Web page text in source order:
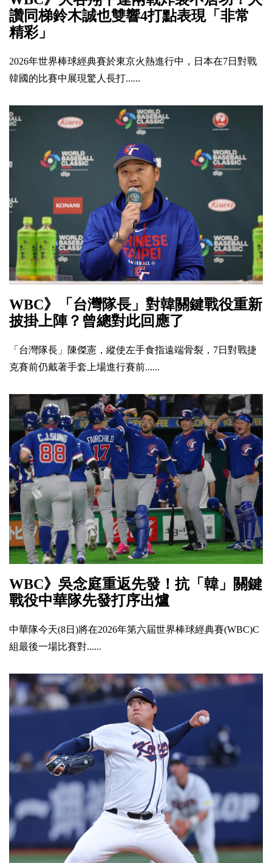
讚同梯鈴木誠也雙響4打點表現「非常
精彩」
2026年世界棒球經典賽於東京火熱進行中，日本在7日對戰
韓國的比賽中展現驚人長打......
WBC》「台灣隊長」對韓關鍵戰役重新
披掛上陣？曾總對此回應了
「台灣隊長」陳傑憲，縱使左手食指遠端骨裂，7日對戰捷
克賽前仍戴著手套上場進行賽前......
WBC》吳念庭重返先發！抗「韓」關鍵
戰役中華隊先發打序出爐
中華隊今天(8日)將在2026年第六屆世界棒球經典賽(WBC)C
組最後一場比賽對......